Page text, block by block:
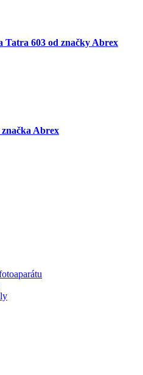
Tatra 603 od značky Abrex
Abrex